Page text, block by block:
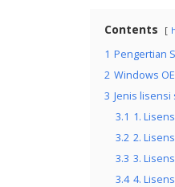
Contents
1 Pengertian
2 Windows
3 Jenis lisensi
3.1 1.
3.2 2.
3.3 3.
3.4 4.